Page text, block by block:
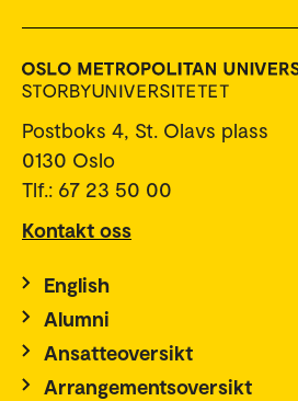
Postboks 4, St. Olavs plass
0130 Oslo
Tlf.: 67 23 50 00
Kontakt oss
English
Alumni
Ansatteoversikt
Arrangementsoversikt